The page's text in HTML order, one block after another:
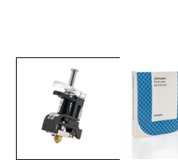
media
modal